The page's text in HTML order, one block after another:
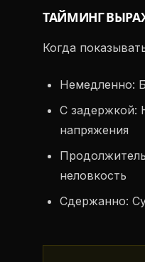
ТАЙМИНГ
Когда
Немедленно:
С задержкой:
напряжения
неловкость
Сдержанно: